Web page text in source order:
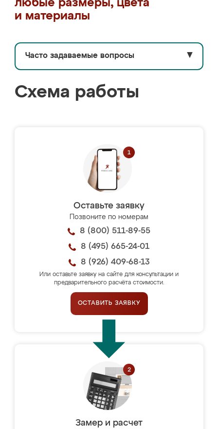
любые размеры, цвета
и материалы
Часто задаваемые вопросы ▼
Схема работы
Оставьте заявку
Позвоните по номерам
8 (800) 511-89-55
8 (495) 665-24-01
8 (926) 409-68-13
Или оставьте заявку на сайте для консультации и
предварительного расчёта стоимости.
ОСТАВИТЬ ЗАЯВКУ
Замер и расчет